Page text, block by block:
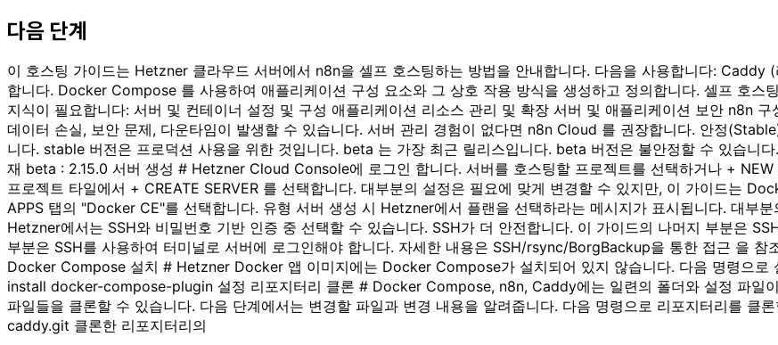
다음 단계
이 호스팅 가이드는 Hetzner 클라우드 서버에서 n8n을 셀프 호스팅하는 방법을 안내합니다. 다음을 사용합니다: Caddy
합니다. Docker Compose 를 사용하여 애플리케이션 구성 요소와 그 상호 작용 방식을 생성하고 정의합니다. 셀프 호스
지식이 필요합니다: 서버 및 컨테이너 설정 및 구성 애플리케이션 리소스 관리 및 확장 서버 및 애플리케이션 보안 n8n
데이터 손실, 보안 문제, 다운타임이 발생할 수 있습니다. 서버 관리 경험이 없다면 n8n Cloud 를 권장합니다. 안정
니다. stable 버전은 프로덕션 사용을 위한 것입니다. beta 는 가장 최근 릴리스입니다. beta 버전은 불안정할 수 있습니
재 beta : 2.15.0 서버 생성 # Hetzner Cloud Console에 로그인 합니다. 서버를 호스팅할 프로젝트를 선택하거나 +
프로젝트 타일에서 + CREATE SERVER 를 선택합니다. 대부분의 설정은 필요에 맞게 변경할 수 있지만, 이 가이드는
APPS 탭의 "Docker CE"를 선택합니다. 유형 서버 생성 시 Hetzner에서 플랜을 선택하라는 메시지가 표시됩니다. 대부
Hetzner에서는 SSH와 비밀번호 기반 인증 중 선택할 수 있습니다. SSH가 더 안전합니다. 이 가이드의 나머지 부분은
부분은 SSH를 사용하여 터미널로 서버에 로그인해야 합니다. 자세한 내용은 SSH/rsync/BorgBackup을 통한 접근 을 참
Docker Compose 설치 # Hetzner Docker 앱 이미지에는 Docker Compose가 설치되어 있지 않습니다. 다음 명령으
install docker-compose-plugin 설정 리포지터리 클론 # Docker Compose, n8n, Caddy에는 일련의 폴더와 설정 파일
파일들을 클론할 수 있습니다. 다음 단계에서는 변경할 파일과 변경 내용을 알려줍니다. 다음 명령으로 리포지터리를
caddy.git 클론한 리포지터리의